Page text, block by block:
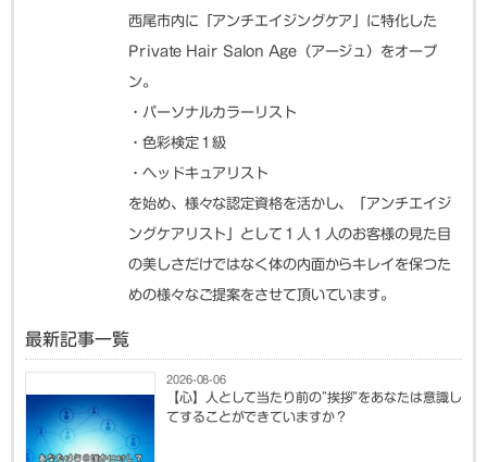
西尾市内に「アンチエイジングケア」に特化した
Private Hair Salon Age（アージュ）をオープ
ン。
・パーソナルカラーリスト
・色彩検定１級
・ヘッドキュアリスト
を始め、様々な認定資格を活かし、「アンチエイジ
ングケアリスト」として１人１人のお客様の見た目
の美しさだけではなく体の内面からキレイを保つた
めの様々なご提案をさせて頂いています。
最新記事一覧
2026-08-06
【心】人として当たり前の”挨拶”をあなたは意識し
てすることができていますか？